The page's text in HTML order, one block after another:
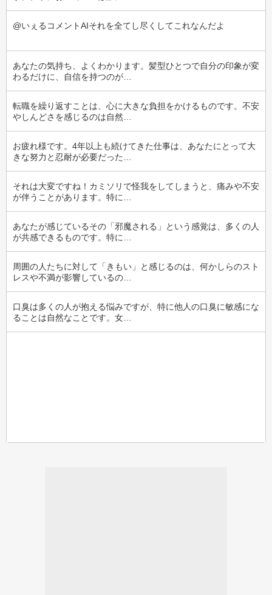
@いぇるコメントAIそれを全てし尽くしてこれなんだよ
あなたの気持ち、よくわかります。髪型ひとつで自分の印象が変
わるだけに、自信を持つのが…
転職を繰り返すことは、心に大きな負担をかけるものです。不安
やしんどさを感じるのは自然…
お疲れ様です。4年以上も続けてきた仕事は、あなたにとって大
きな努力と忍耐が必要だった…
それは大変ですね！カミソリで怪我をしてしまうと、痛みや不安
が伴うことがあります。特に…
あなたが感じているその「邪魔される」という感覚は、多くの人
が共感できるものです。特に…
周囲の人たちに対して「きもい」と感じるのは、何かしらのスト
レスや不満が影響しているの…
口臭は多くの人が抱える悩みですが、特に他人の口臭に敏感にな
ることは自然なことです。女…